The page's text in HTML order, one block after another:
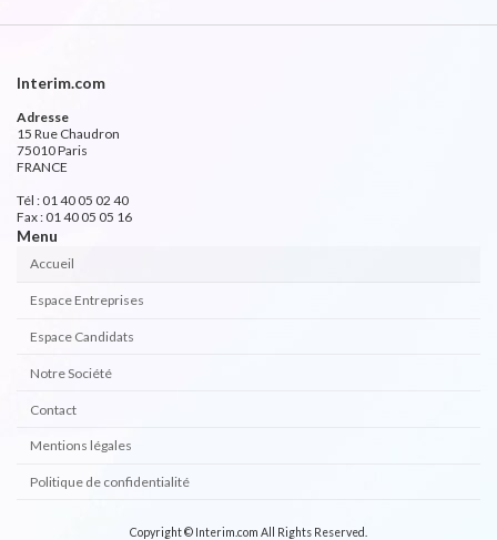
Interim.com
Adresse
15 Rue Chaudron
75010 Paris
FRANCE
Tél : 01 40 05 02 40
Fax : 01 40 05 05 16
Menu
Accueil
Espace Entreprises
Espace Candidats
Notre Société
Contact
Mentions légales
Politique de confidentialité
Copyright © Interim.com All Rights Reserved.